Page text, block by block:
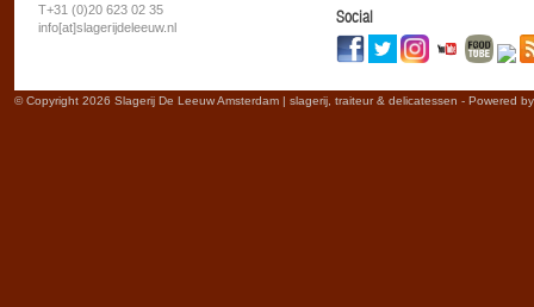
T+31 (0)20 623 02 35
info[at]slagerijdeleeuw.nl
Social
© Copyright 2026 Slagerij De Leeuw Amsterdam | slagerij, traiteur & delicatessen - Powered